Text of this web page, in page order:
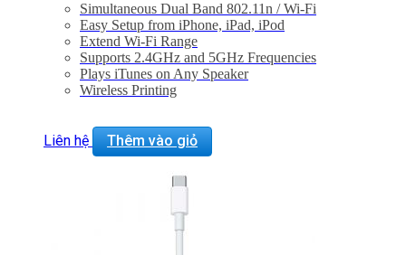
Simultaneous Dual Band 802.11n / Wi-Fi
Easy Setup from iPhone, iPad, iPod
Extend Wi-Fi Range
Supports 2.4GHz and 5GHz Frequencies
Plays iTunes on Any Speaker
Wireless Printing
Liên hệ Thêm vào giỏ